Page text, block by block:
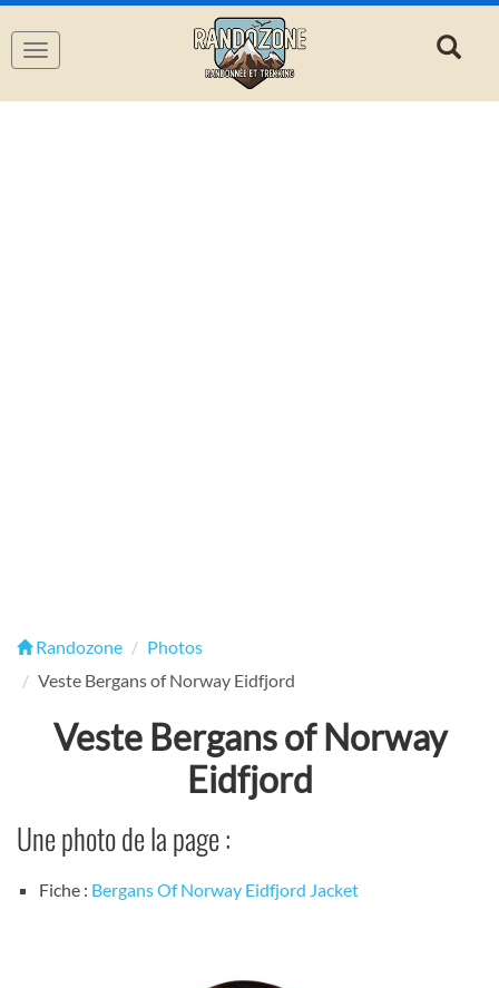
Navigation
Randozone
Photos
Veste Bergans of Norway Eidfjord
Veste Bergans of Norway
Eidfjord
Une photo de la page :
Fiche : Bergans Of Norway Eidfjord Jacket